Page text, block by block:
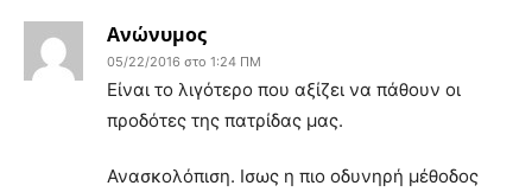
Ανώνυμος
05/22/2016 στο 1:24 ΠΜ
Είναι το λιγότερο που αξίζει να πάθουν οι
προδότες της πατρίδας μας.
Ανασκολόπιση. Ισως η πιο οδυνηρή μέθοδος